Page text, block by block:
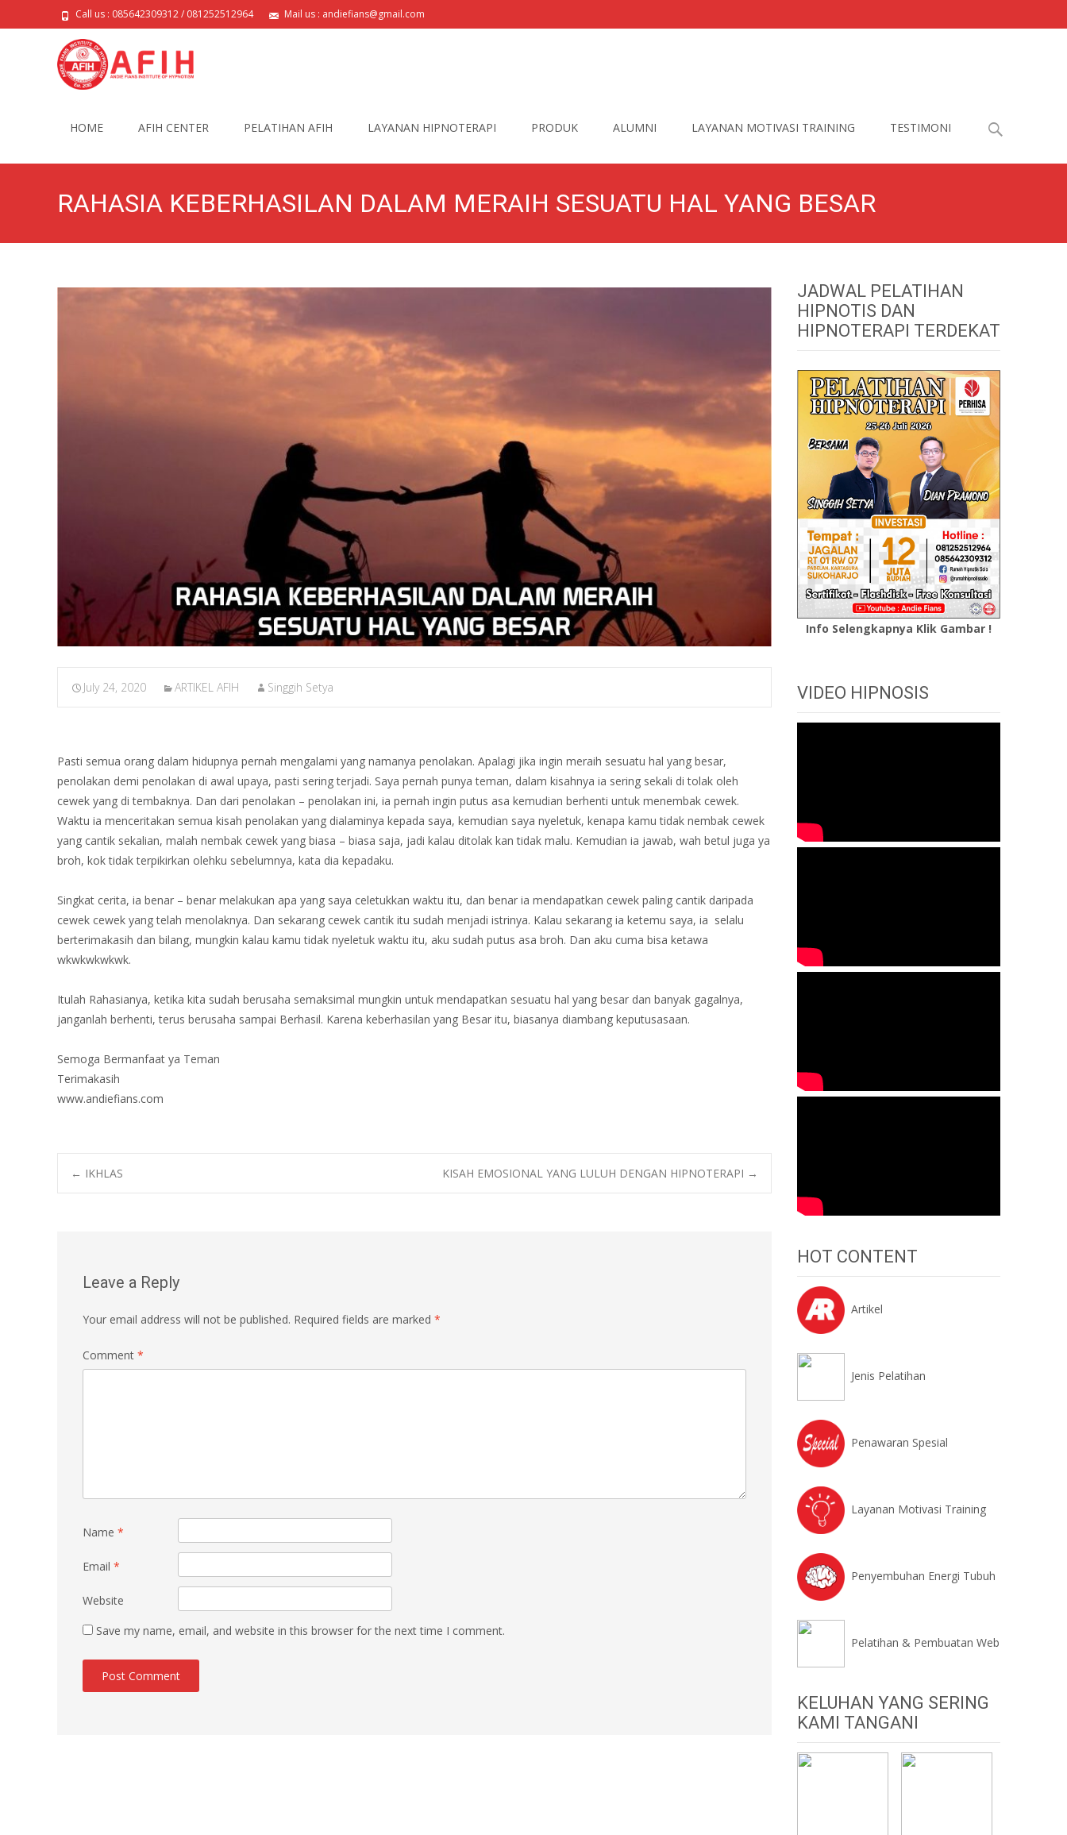
Call us : 085642309312 / 081252512964 Mail us : andiefians@gmail.com
HOME AFIH CENTER PELATIHAN AFIH LAYANAN HIPNOTERAPI PRODUK ALUMNI LAYANAN MOTIVASI TRAINING TESTIMONI
Search
RAHASIA KEBERHASILAN DALAM MERAIH SESUATU HAL YANG BESAR
July 24, 2020 ARTIKEL AFIH Singgih Setya
Pasti semua orang dalam hidupnya pernah mengalami yang namanya penolakan. Apalagi jika ingin meraih sesuatu hal yang besar,
penolakan demi penolakan di awal upaya, pasti sering terjadi. Saya pernah punya teman, dalam kisahnya ia sering sekali di tolak oleh
cewek yang di tembaknya. Dan dari penolakan – penolakan ini, ia pernah ingin putus asa kemudian berhenti untuk menembak cewek.
Waktu ia menceritakan semua kisah penolakan yang dialaminya kepada saya, kemudian saya nyeletuk, kenapa kamu tidak nembak cewek
yang cantik sekalian, malah nembak cewek yang biasa – biasa saja, jadi kalau ditolak kan tidak malu. Kemudian ia jawab, wah betul juga ya
broh, kok tidak terpikirkan olehku sebelumnya, kata dia kepadaku.
Singkat cerita, ia benar – benar melakukan apa yang saya celetukkan waktu itu, dan benar ia mendapatkan cewek paling cantik daripada
cewek cewek yang telah menolaknya. Dan sekarang cewek cantik itu sudah menjadi istrinya. Kalau sekarang ia ketemu saya, ia selalu
berterimakasih dan bilang, mungkin kalau kamu tidak nyeletuk waktu itu, aku sudah putus asa broh. Dan aku cuma bisa ketawa
wkwkwkwkwk.
Itulah Rahasianya, ketika kita sudah berusaha semaksimal mungkin untuk mendapatkan sesuatu hal yang besar dan banyak gagalnya,
janganlah berhenti, terus berusaha sampai Berhasil. Karena keberhasilan yang Besar itu, biasanya diambang keputusasaan.
Semoga Bermanfaat ya Teman
Terimakasih
www.andiefians.com
Post
← IKHLAS KISAH EMOSIONAL YANG LULUH DENGAN HIPNOTERAPI →
Leave a Reply
Your email address will not be published. Required fields are marked *
Comment *
Name *
Email *
Website
Save my name, email, and website in this browser for the next time I comment.
JADWAL PELATIHAN
HIPNOTIS DAN
HIPNOTERAPI TERDEKAT
Info Selengkapnya Klik Gambar !
VIDEO HIPNOSIS
HOT CONTENT
Artikel
Jenis Pelatihan
Penawaran Spesial
Layanan Motivasi Training
Penyembuhan Energi Tubuh
Pelatihan & Pembuatan Web
KELUHAN YANG SERING
KAMI TANGANI